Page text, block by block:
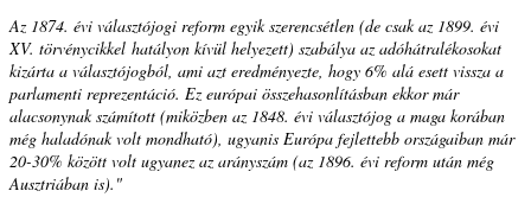
Az 1874. évi választójogi reform egyik szerencsétlen (de csak az 1899. évi
XV. törvénycikkel hatályon kívül helyezett) szabálya az adóhátralékosokat
kizárta a választójogból, ami azt eredményezte, hogy 6% alá esett vissza a
parlamenti reprezentáció. Ez európai összehasonlításban ekkor már
alacsonynak számított (miközben az 1848. évi választójog a maga korában
még haladónak volt mondható), ugyanis Európa fejlettebb országaiban már
20-30% között volt ugyanez az arányszám (az 1896. évi reform után még
Ausztriában is)."